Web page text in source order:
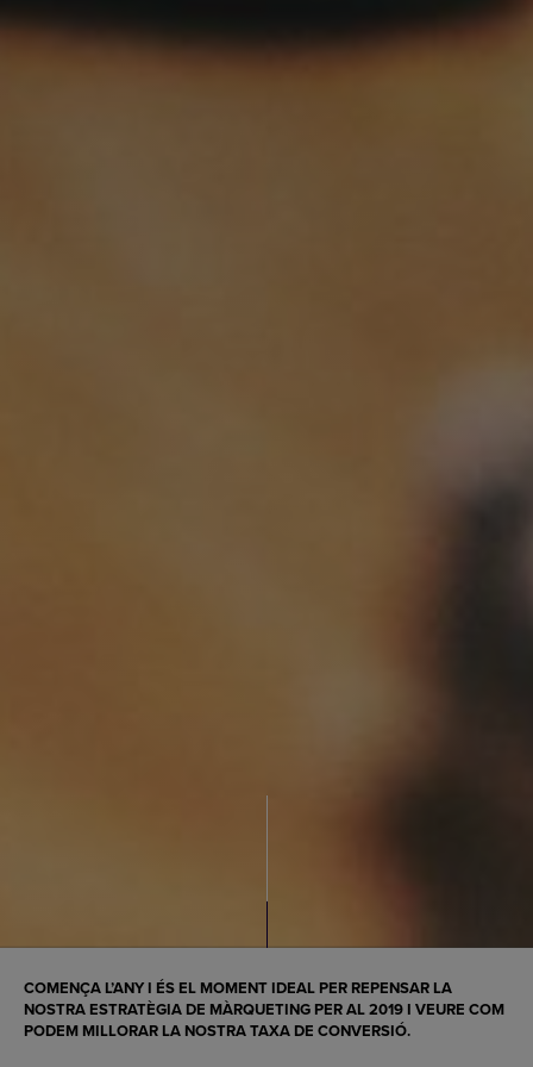
COMENÇA L’ANY I ÉS EL MOMENT IDEAL PER REPENSAR LA
NOSTRA ESTRATÈGIA DE MÀRQUETING PER AL 2019 I VEURE COM
PODEM MILLORAR LA NOSTRA TAXA DE CONVERSIÓ.